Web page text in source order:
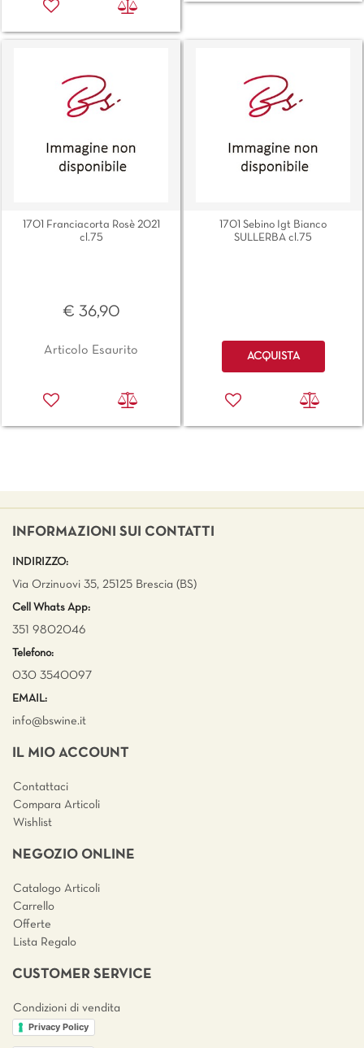
1701 Franciacorta Rosè 2021
cl.75
€ 36,90
Articolo Esaurito
1701 Sebino Igt Bianco
SULLERBA cl.75
Quantità
ACQUISTA
INFORMAZIONI SUI CONTATTI
INDIRIZZO:
Via Orzinuovi 35, 25125 Brescia (BS)
Cell Whats App:
351 9802046
Telefono:
030 3540097
EMAIL:
info@bswine.it
IL MIO ACCOUNT
Contattaci
Compara Articoli
Wishlist
NEGOZIO ONLINE
Catalogo Articoli
Carrello
Offerte
Lista Regalo
CUSTOMER SERVICE
Condizioni di vendita
Privacy Policy